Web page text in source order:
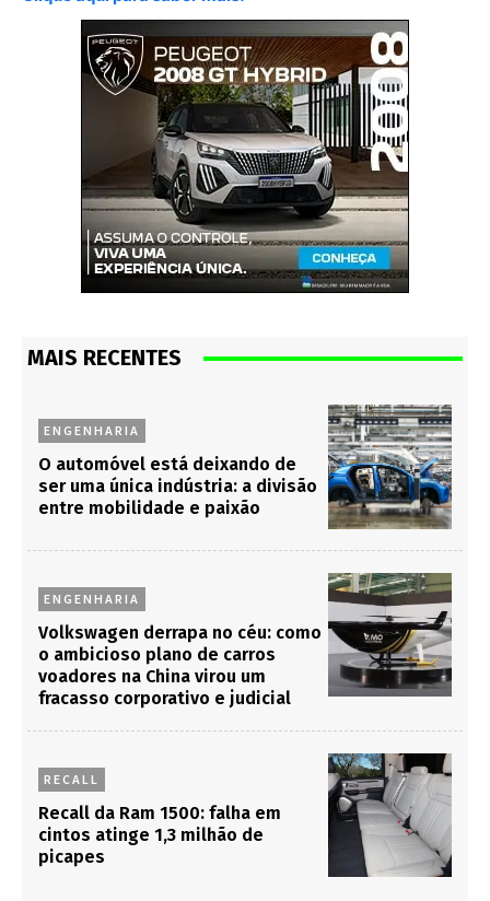
MAIS RECENTES
ENGENHARIA
O automóvel está deixando de
ser uma única indústria: a divisão
entre mobilidade e paixão
ENGENHARIA
Volkswagen derrapa no céu: como
o ambicioso plano de carros
voadores na China virou um
fracasso corporativo e judicial
RECALL
Recall da Ram 1500: falha em
cintos atinge 1,3 milhão de
picapes